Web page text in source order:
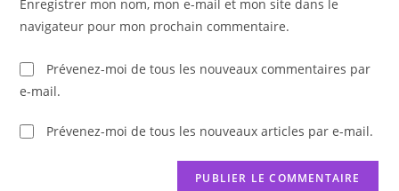
(facultatif)
Enregistrer mon nom, mon e-mail et mon site dans le
navigateur pour mon prochain commentaire.
Prévenez-moi de tous les nouveaux commentaires par
e-mail.
Prévenez-moi de tous les nouveaux articles par e-mail.